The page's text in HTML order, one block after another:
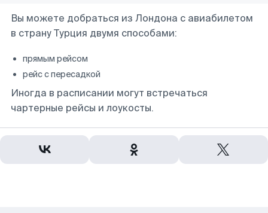
Вы можете добраться из Лондона с авиабилетом
в страну Турция двумя способами:
прямым рейсом
рейс с пересадкой
Иногда в расписании могут встречаться
чартерные рейсы и лоукосты.